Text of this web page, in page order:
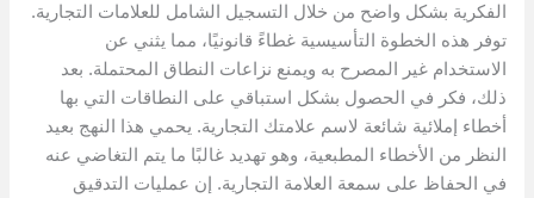
الفكرية بشكل واضح من خلال التسجيل الشامل للعلامات التجارية.
توفر هذه الخطوة التأسيسية غطاءً قانونيًا، مما يثني عن
الاستخدام غير المصرح به ويمنع نزاعات النطاق المحتملة. بعد
ذلك، فكر في الحصول بشكل استباقي على النطاقات التي بها
أخطاء إملائية شائعة لاسم علامتك التجارية. يحمي هذا النهج بعيد
النظر من الأخطاء المطبعية، وهو تهديد غالبًا ما يتم التغاضي عنه
في الحفاظ على سمعة العلامة التجارية. إن عمليات التدقيق